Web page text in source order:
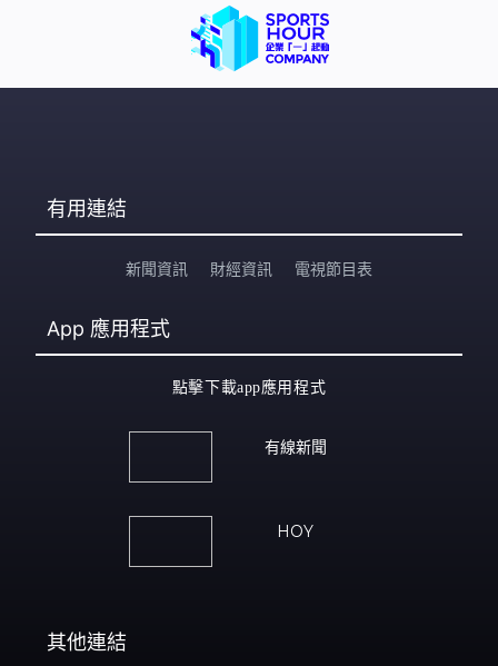
有用連結
新聞資訊 財經資訊 電視節目表
App 應用程式
點擊下載app應用程式
有線新聞
HOY
其他連結